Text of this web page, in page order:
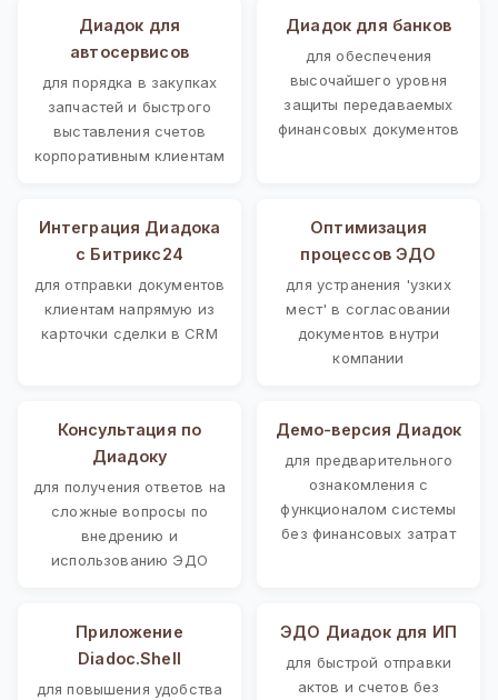
Диадок для
автосервисов
для порядка в закупках
запчастей и быстрого
выставления счетов
корпоративным клиентам
Диадок для банков
для обеспечения
высочайшего уровня
защиты передаваемых
финансовых документов
Интеграция Диадока
с Битрикс24
для отправки документов
клиентам напрямую из
карточки сделки в CRM
Оптимизация
процессов ЭДО
для устранения 'узких
мест' в согласовании
документов внутри
компании
Консультация по
Диадоку
для получения ответов на
сложные вопросы по
внедрению и
использованию ЭДО
Демо-версия Диадок
для предварительного
ознакомления с
функционалом системы
без финансовых затрат
Приложение
Diadoc.Shell
для повышения удобства
ЭДО Диадок для ИП
для быстрой отправки
актов и счетов без